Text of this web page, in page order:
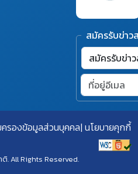
สมัครรับข่าว
รองข้อมูลส่วนบุคคล นโยบายคุกกี้
All Rights Reserved.